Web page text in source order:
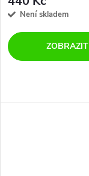
Není skladem
ZOBRAZIT